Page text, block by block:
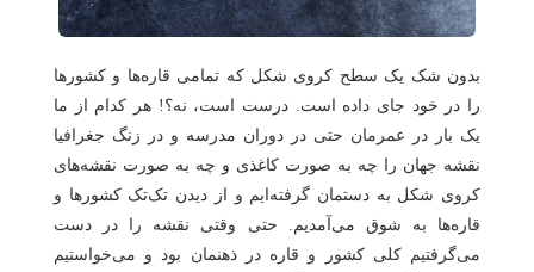
اصفهان
هتل
شیراز
بدون شک یک سطح کروی شکل که تمامی قاره‌ها و کشورها
را در خود جای داده است. درست است، نه؟! هر کدام از ما
یک بار در عمرمان حتی در دوران مدرسه و در زنگ جغرافیا
نقشه جهان را چه به صورت کاغذی و چه به صورت نقشه‌های
کروی شکل به دستمان گرفته‌ایم و از دیدن تک‌تک کشورها و
قاره‌ها به شوق می‌آمدیم. حتی وقتی نقشه را در دست
می‌گرفتیم کلی کشور و قاره در ذهنمان بود و می‌خواستیم